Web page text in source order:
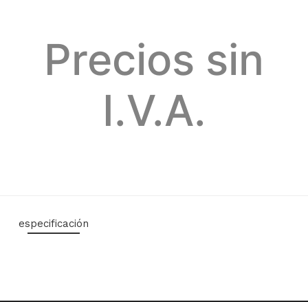
Precios sin
I.V.A.
especificación